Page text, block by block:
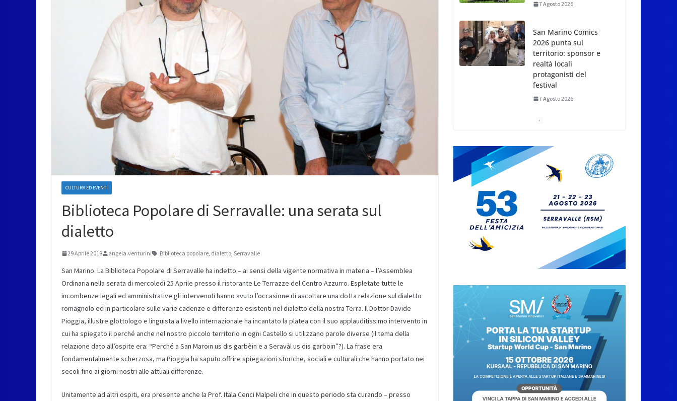
CULTURA ED EVENTI
Biblioteca Popolare di Serravalle: una serata sul
dialetto
29 Aprile 2018 angela.venturini Biblioteca popolare, dialetto, Serravalle
San Marino. La Biblioteca Popolare di Serravalle ha indetto – ai sensi della vigente normativa in materia – l’Assemblea
Ordinaria nella serata di mercoledì 25 Aprile presso il ristorante Le Terrazze del Centro Azzurro. Espletate tutte le
incombenze legali ed amministrative gli intervenuti hanno avuto l’occasione di ascoltare una dotta relazione sul dialetto
romagnolo ed in particolare sulle varie cadenze e differenze esistenti nel dialetto della nostra Terra. Il Dottor Davide
Pioggia, illustre glottologo e linguista a livello internazionale ha incantato la platea con il suo applauditissimo intervento in
cui ha spiegato il perché anche nel nostro piccolo territorio in ogni Castello si utilizzano parole diverse (il tema della
relazione dato all’ospite era: “Perché a San Maroin us dis garbèin e a Seravàl us dis garboin”?). La frase era
fondamentalmente scherzosa, ma Pioggia ha saputo offrire spiegazioni storiche, sociali e culturali che hanno portato nei
secoli fino ai giorni nostri alle attuali differenze.
Unitamente ad altri ospiti, era presente anche la Prof. Itala Cenci Malpeli che in questo periodo sta curando – presso
7 Agosto 2026
San Marino Comics
2026 punta sul
territorio: sponsor e
realtà locali
protagonisti del
festival
7 Agosto 2026
verso l’ora del
tramonto. I luoghi del
territorio dove si potrà
ammirare
7 Agosto 2026
San Marino, stop agli
abbruciamenti di
residui agricoli e
vegetali fino al 15
settembre. Previste
Caccuri celebra
Roberto Sergio:
cittadinanza onoraria,
chiavi della città e
premio alla carriera
7 Agosto 2026